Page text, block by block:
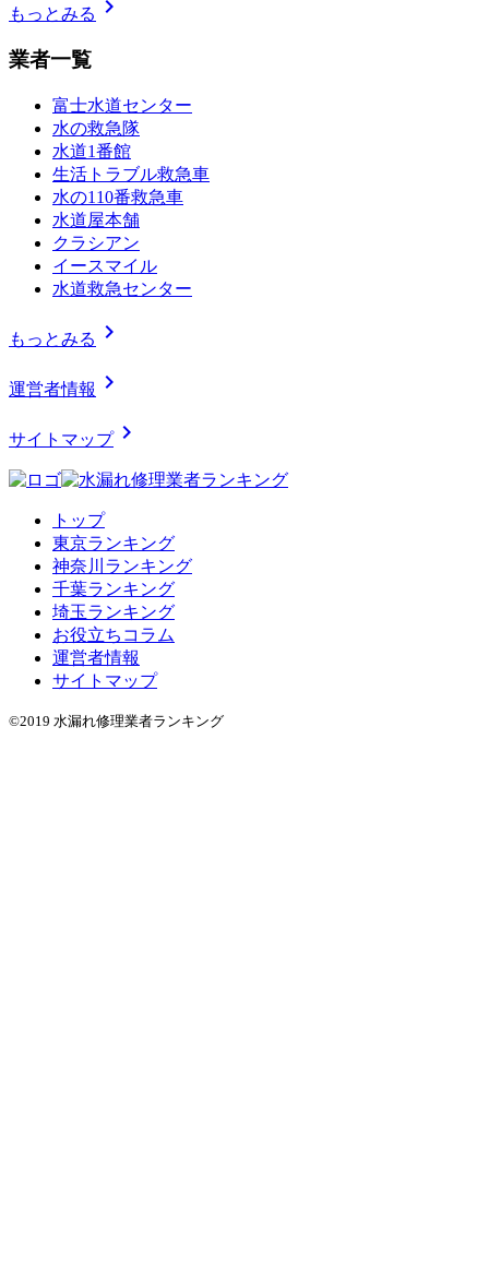
もっとみる chevron_right
業者一覧
富士水道センター
水の救急隊
水道1番館
生活トラブル救急車
水の110番救急車
水道屋本舗
クラシアン
イースマイル
水道救急センター
もっとみる chevron_right
運営者情報 chevron_right
サイトマップchevron_right
トップ
東京ランキング
神奈川ランキング
千葉ランキング
埼玉ランキング
お役立ちコラム
運営者情報
サイトマップ
©2019 水漏れ修理業者ランキング